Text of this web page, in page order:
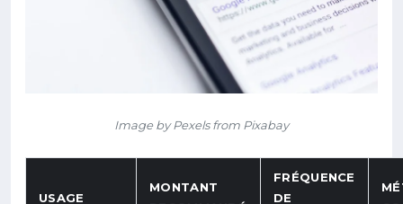
Image by Pexels from Pixabay
USAGE
MONTANT
FRÉQUENCE
DE